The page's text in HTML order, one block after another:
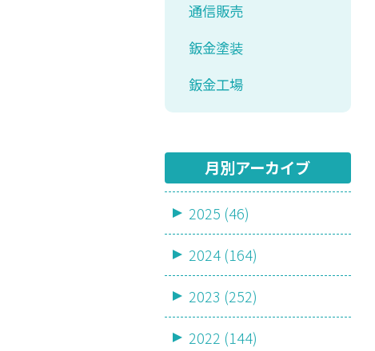
通信販売
鈑金塗装
鈑金工場
月別アーカイブ
2025 (46)
2024 (164)
2023 (252)
2022 (144)